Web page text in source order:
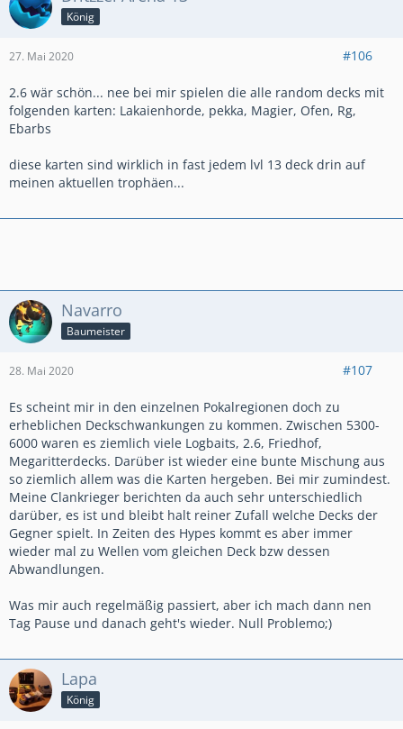
König
27. Mai 2020 #106
2.6 wär schön... nee bei mir spielen die alle random decks mit
folgenden karten: Lakaienhorde, pekka, Magier, Ofen, Rg,
Ebarbs
diese karten sind wirklich in fast jedem lvl 13 deck drin auf
meinen aktuellen trophäen...
Navarro
Baumeister
28. Mai 2020 #107
Es scheint mir in den einzelnen Pokalregionen doch zu
erheblichen Deckschwankungen zu kommen. Zwischen 5300-
6000 waren es ziemlich viele Logbaits, 2.6, Friedhof,
Megaritterdecks. Darüber ist wieder eine bunte Mischung aus
so ziemlich allem was die Karten hergeben. Bei mir zumindest.
Meine Clankrieger berichten da auch sehr unterschiedlich
darüber, es ist und bleibt halt reiner Zufall welche Decks der
Gegner spielt. In Zeiten des Hypes kommt es aber immer
wieder mal zu Wellen vom gleichen Deck bzw dessen
Abwandlungen.
Was mir auch regelmäßig passiert, aber ich mach dann nen
Tag Pause und danach geht's wieder. Null Problemo;)
Lapa
König